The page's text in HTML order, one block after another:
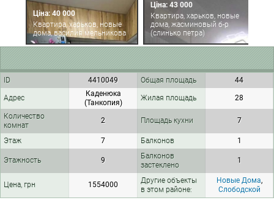
Ціна: 40 000
Квартира, харьков, новые
дома, василия мельникова
Ціна: 43 000
Квартира, харьков, новые
дома, жасминовый б-р
(слинько петра)
ID 4410049 Общая площадь 44
Адрес
Каденюка
(Танкопия)
Жилая площадь 28
Количество
комнат
2 Площадь кухни 7
Этаж 7 Балконов 1
Этажность 9
Балконов
застеклено
1
Цена, грн 1554000
Другие объекты
в этом районе:
Новые Дома,
Слободской